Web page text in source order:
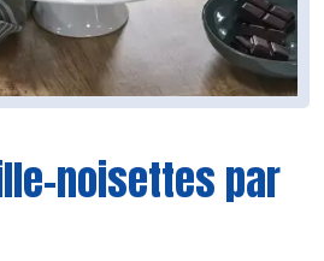
noisettes par